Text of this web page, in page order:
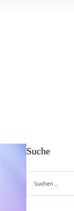
Suche
Suche
nach: